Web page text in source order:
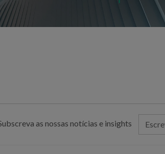
as nossas notícias e insights